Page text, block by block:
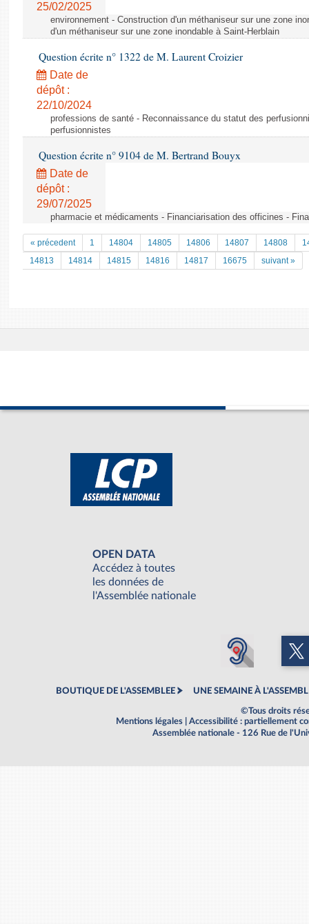
25/02/2025
environnement - Construction d'un méthaniseur sur une zone
d'un méthaniseur sur une zone inondable à Saint-Herblain
Question écrite n° 1322 de M. Laurent Croizier
Date de
dépôt :
22/10/2024
professions de santé - Reconnaissance du statut des
perfusionnistes
Question écrite n° 9104 de M. Bertrand Bouyx
Date de
dépôt :
29/07/2025
pharmacie et médicaments - Financiarisation des officines -
« précedent 1 14804 14805 14806 14807 14808
14813
14814 14815 14816 14817 16675 suivant »
OPEN DATA
Accédez à toutes
les données de
l'Assemblée nationale
BOUTIQUE DE L'ASSEMBLEE UNE SEMAINE À
©Tous droits
Mentions légales
Accessibilité : partiellement
Assemblée nationale - 126 Rue de